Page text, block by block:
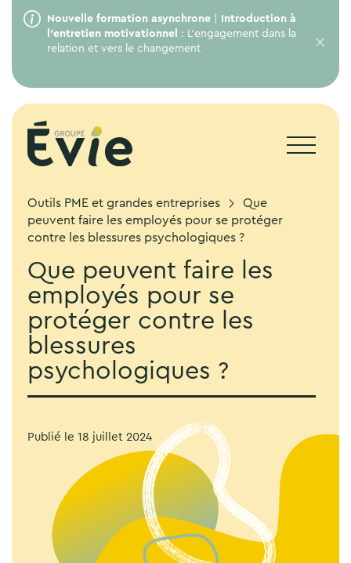
Nouvelle formation asynchrone
Introduction à
l’entretien motivationnel : L’engagement dans la
relation et vers le changement
Outils PME et grandes entreprises
Que
peuvent faire les employés pour se protéger
contre les blessures psychologiques ?
Que peuvent faire les
employés pour se
protéger contre les
blessures
psychologiques ?
Publié le 18 juillet 2024